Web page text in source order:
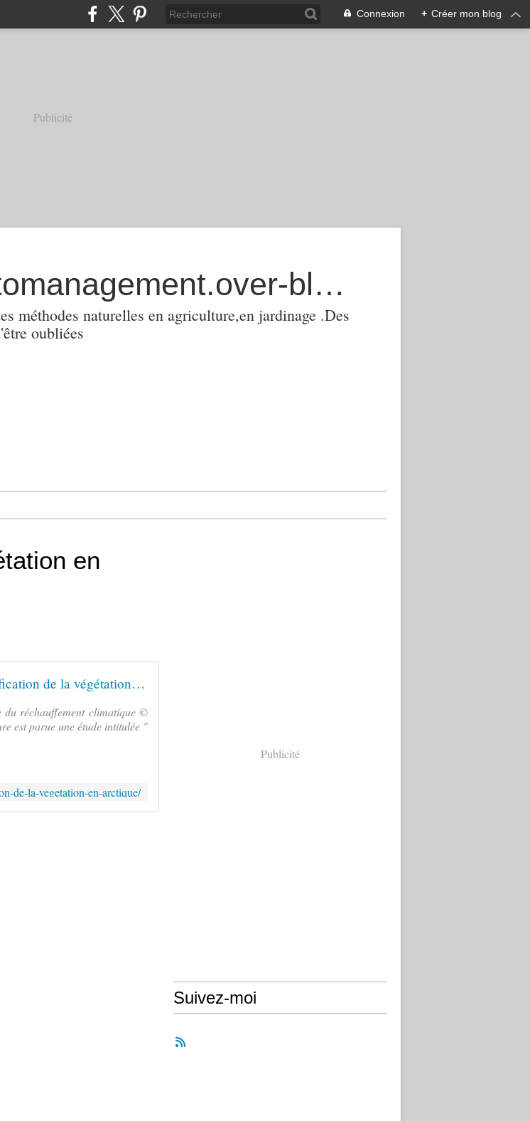
Connexion + Créer mon blog
Publicité
agroecologie-phytomanagement.over-blog.com
méthodes naturelles en agriculture,en jardinage .Des
oubliées
en
La modification de la végétation en Arctique
du réchauffement climatique ©
est parue une étude intitulée "
de-la-vegetation-en-arctique/
Publicité
Suivez-moi